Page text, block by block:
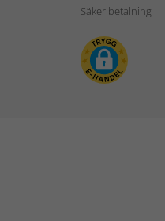
Säker betalning